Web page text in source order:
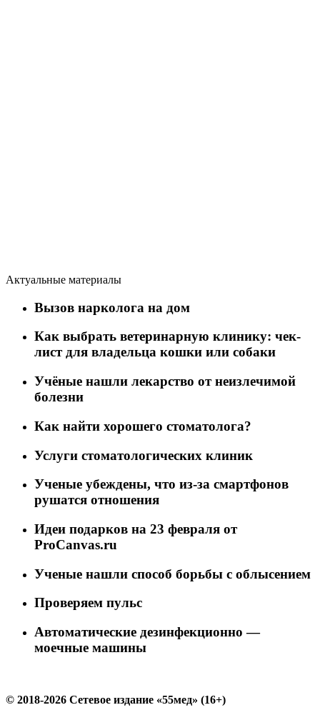
Актуальные материалы
Вызов нарколога на дом
Как выбрать ветеринарную клинику: чек-
лист для владельца кошки или собаки
Учёные нашли лекарство от неизлечимой
болезни
Как найти хорошего стоматолога?
Услуги стоматологических клиник
Ученые убеждены, что из-за смартфонов
рушатся отношения
Идеи подарков на 23 февраля от
ProCanvas.ru
Ученые нашли способ борьбы с облысением
Проверяем пульс
Автоматические дезинфекционно —
моечные машины
© 2018-2026 Сетевое издание «55мед» (16+)